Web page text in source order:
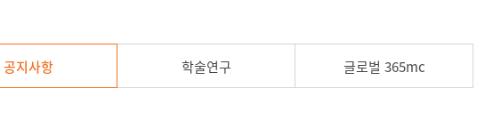
공지사항 학술연구 글로벌 365mc